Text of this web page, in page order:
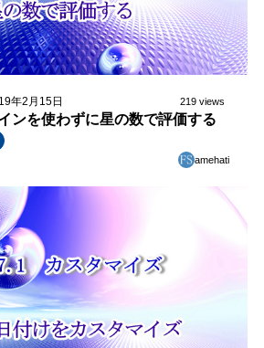
年2月15日 219 views
ンを使わずに星の数で評価する
amehati